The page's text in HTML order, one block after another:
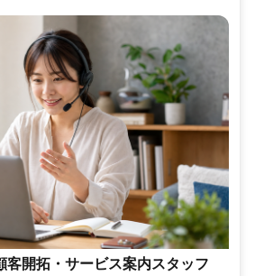
客開拓・サービス案内スタッフ